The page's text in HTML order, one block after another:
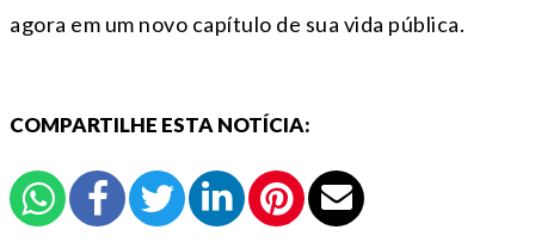
agora em um novo capítulo de sua vida pública.
COMPARTILHE ESTA NOTÍCIA: